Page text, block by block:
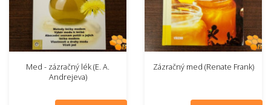
Med - zázračný lék (E. A.
Andrejeva)
Zázračný med (Renate Frank)